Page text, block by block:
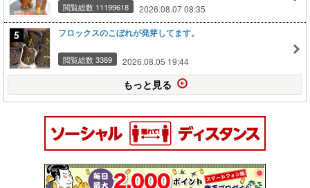
閲覧総数 11199618 2026.08.07 08:35
フロックスのこぼれが発芽してます。
閲覧総数 3389 2026.08.05 19:44
もっと見る